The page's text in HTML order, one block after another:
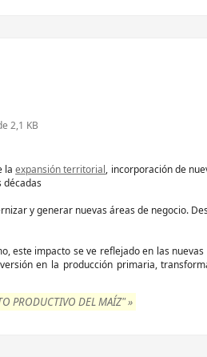
2,1 KB
laexpansión territorial, incorporación de
décadas
y generar nuevas áreas de negocio.
este impacto se ve reflejado en las
en la producción primaria,
PRODUCTIVO DEL MAÍZ" »